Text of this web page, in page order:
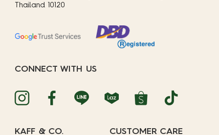
Thailand 10120
CONNECT WITH US
KAFF & CO. CUSTOMER CARE